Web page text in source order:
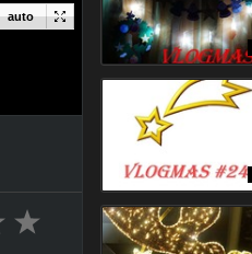
auto